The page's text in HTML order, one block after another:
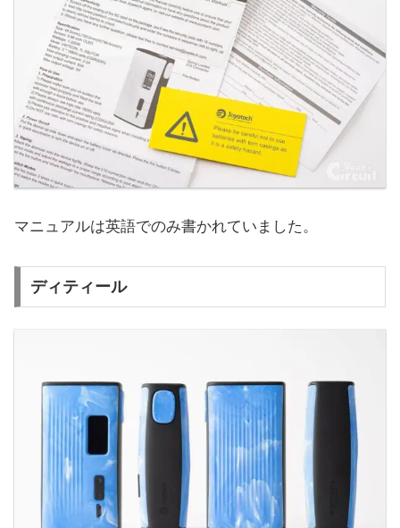
マニュアルは英語でのみ書かれていました。
ディティール